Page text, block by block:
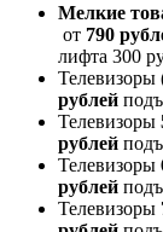
Мелкие
от 790
лифта 300
Телевизоры
рублей
Телевизоры
рублей
Телевизоры
рублей
Телевизоры